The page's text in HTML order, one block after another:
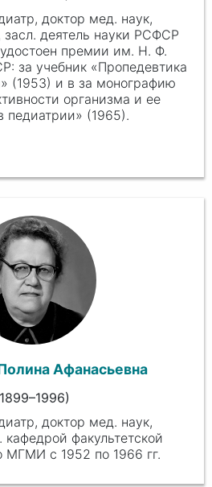
доктор мед. наук,
деятель науки РСФСР
премии им. Н. Ф.
за учебник «Пропедевтика
(1953) и в за монографию
организма и ее
педиатрии» (1965).
Афанасьевна
доктор мед. наук,
факультетской
МГМИ с 1952 по 1966 гг.